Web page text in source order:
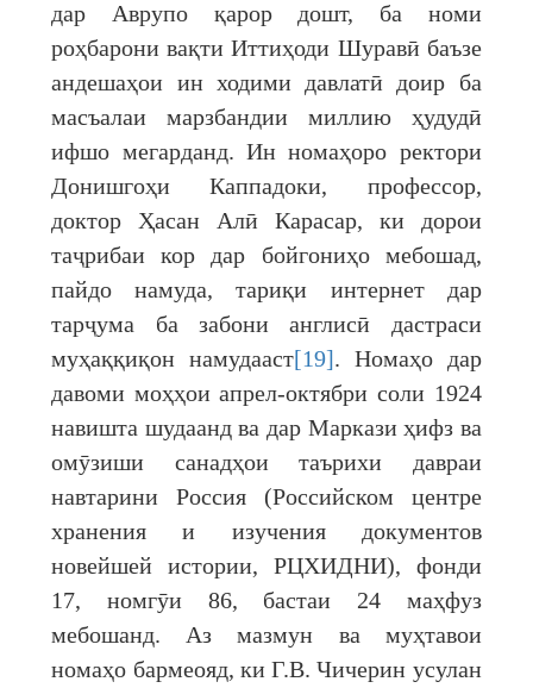
дар Аврупо қарор дошт, ба номи
роҳбарони вақти Иттиҳоди Шуравӣ баъзе
андешаҳои ин ходими давлатӣ доир ба
масъалаи марзбандии миллию ҳудудӣ
ифшо мегарданд. Ин номаҳоро ректори
Донишгоҳи Каппадоки, профессор,
доктор Ҳасан Алӣ Карасар, ки дорои
таҷрибаи кор дар бойгониҳо мебошад,
пайдо намуда, тариқи интернет дар
тарҷума ба забони англисӣ дастраси
муҳаққиқон намудааст[19]. Номаҳо дар
давоми моҳҳои апрел-октябри соли 1924
навишта шудаанд ва дар Маркази ҳифз ва
омӯзиши санадҳои таърихи давраи
навтарини Россия (Российском центре
хранения и изучения документов
новейшей истории, РЦХИДНИ), фонди
17, номгӯи 86, бастаи 24 маҳфуз
мебошанд. Аз мазмун ва муҳтавои
номаҳо бармеояд, ки Г.В. Чичерин усулан